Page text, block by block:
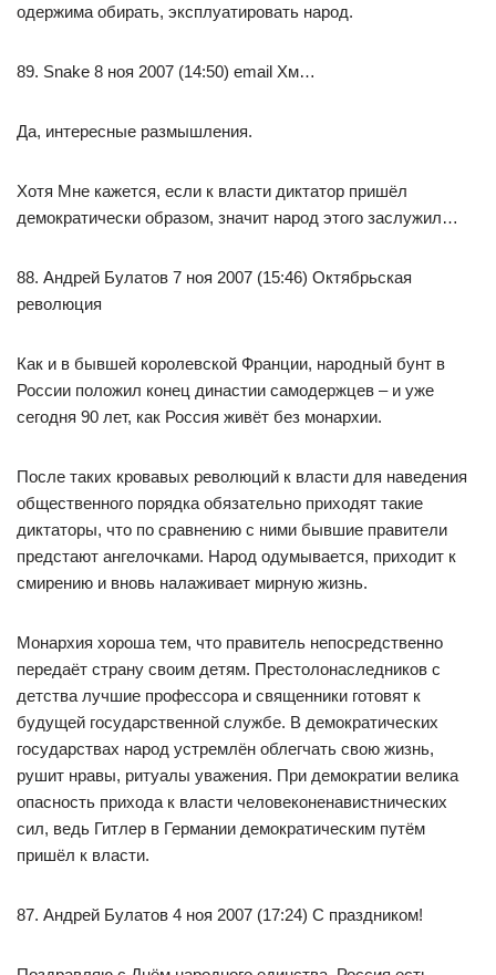
одержима обирать, эксплуатировать народ.
89. Snake 8 ноя 2007 (14:50) email Хм…
Да, интересные размышления.
Хотя Мне кажется, если к власти диктатор пришёл
демократически образом, значит народ этого заслужил…
88. Андрей Булатов 7 ноя 2007 (15:46) Октябрьская
революция
Как и в бывшей королевской Франции, народный бунт в
России положил конец династии самодержцев – и уже
сегодня 90 лет, как Россия живёт без монархии.
После таких кровавых революций к власти для наведения
общественного порядка обязательно приходят такие
диктаторы, что по сравнению с ними бывшие правители
предстают ангелочками. Народ одумывается, приходит к
смирению и вновь налаживает мирную жизнь.
Монархия хороша тем, что правитель непосредственно
передаёт страну своим детям. Престолонаследников с
детства лучшие профессора и священники готовят к
будущей государственной службе. В демократических
государствах народ устремлён облегчать свою жизнь,
рушит нравы, ритуалы уважения. При демократии велика
опасность прихода к власти человеконенавистнических
сил, ведь Гитлер в Германии демократическим путём
пришёл к власти.
87. Андрей Булатов 4 ноя 2007 (17:24) С праздником!